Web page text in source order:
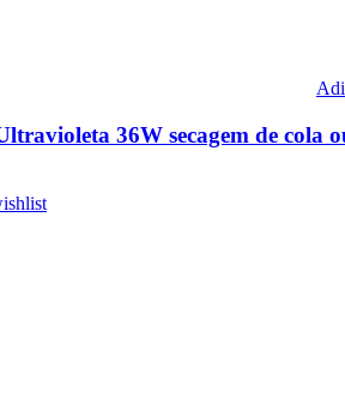
36W secagem de cola